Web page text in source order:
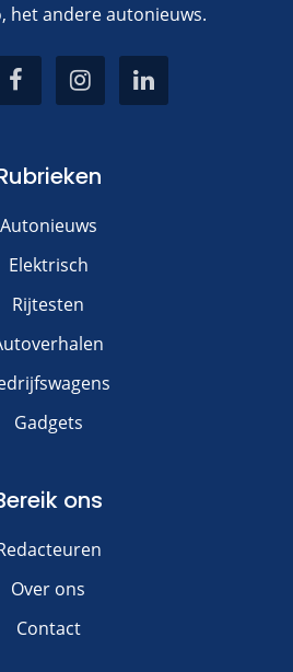
het andere autonieuws.
Autonieuws
Elektrisch
Rijtesten
Gadgets
ons
Over ons
Contact